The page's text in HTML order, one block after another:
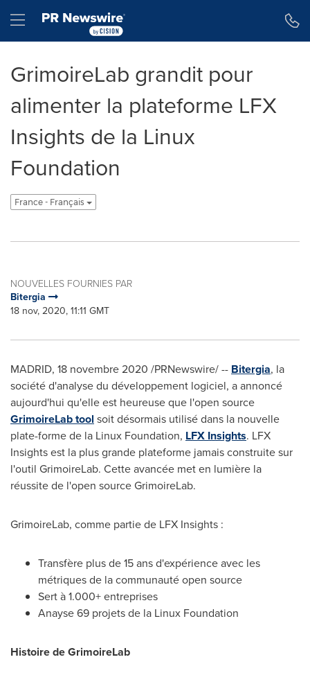
Hamburger menu
GrimoireLab grandit pour
alimenter la plateforme LFX
Insights de la Linux
Foundation
France - Français
NOUVELLES FOURNIES PAR
Bitergia
18 nov, 2020, 11:11 GMT
MADRID, 18 novembre 2020 /PRNewswire/ -- Bitergia, la
société d'analyse du développement logiciel, a annoncé
aujourd'hui qu'elle est heureuse que l'open source
GrimoireLab tool soit désormais utilisé dans la nouvelle
plate-forme de la Linux Foundation, LFX Insights. LFX
Insights est la plus grande plateforme jamais construite sur
l'outil GrimoireLab. Cette avancée met en lumière la
réussite de l'open source GrimoireLab.
GrimoireLab, comme partie de LFX Insights :
Transfère plus de 15 ans d'expérience avec les
métriques de la communauté open source
Sert à 1.000+ entreprises
Anayse 69 projets de la Linux Foundation
Histoire de GrimoireLab